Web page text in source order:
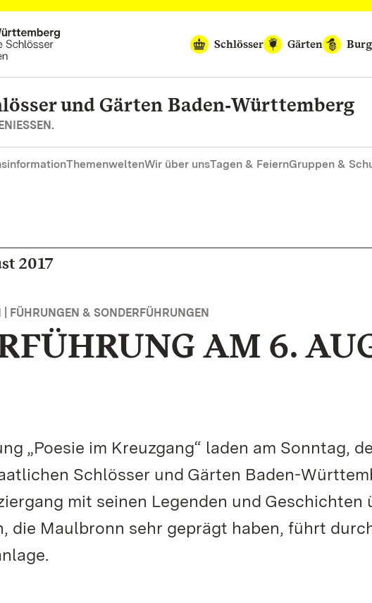
Schlösser
Gärten
und Gärten Baden‑Württemberg
ThemenweltenWir über unsTagen & FeiernGruppen &
2017
FÜHRUNGEN & SONDERFÜHRUNGEN
AM 6.
„Poesie im Kreuzgang“ laden am Sonntag,
Schlösser und Gärten Baden-
mit seinen Legenden und Geschichten
die Maulbronn sehr geprägt haben, führt